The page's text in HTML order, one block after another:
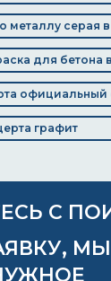
металлу серая
для бетона
официальный
графит
С
МЫ